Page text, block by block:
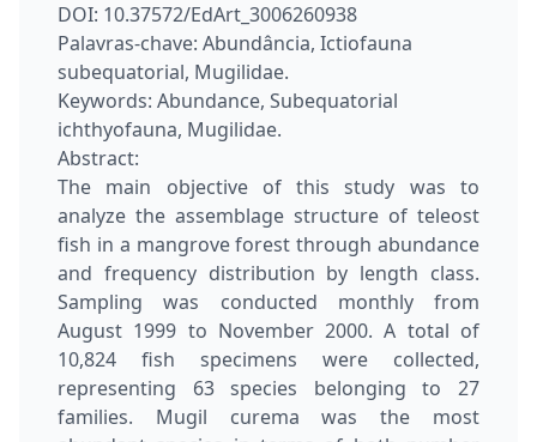
DOI: 10.37572/EdArt_3006260938
Palavras-chave: Abundância, Ictiofauna
subequatorial, Mugilidae.
Keywords: Abundance, Subequatorial
ichthyofauna, Mugilidae.
Abstract:
The main objective of this study was to
analyze the assemblage structure of teleost
fish in a mangrove forest through abundance
and frequency distribution by length class.
Sampling was conducted monthly from
August 1999 to November 2000. A total of
10,824 fish specimens were collected,
representing 63 species belonging to 27
families. Mugil curema was the most